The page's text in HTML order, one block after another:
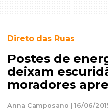
Direto das Ruas
Postes de
deixam
moradores
Anna Camposano | 16/06/